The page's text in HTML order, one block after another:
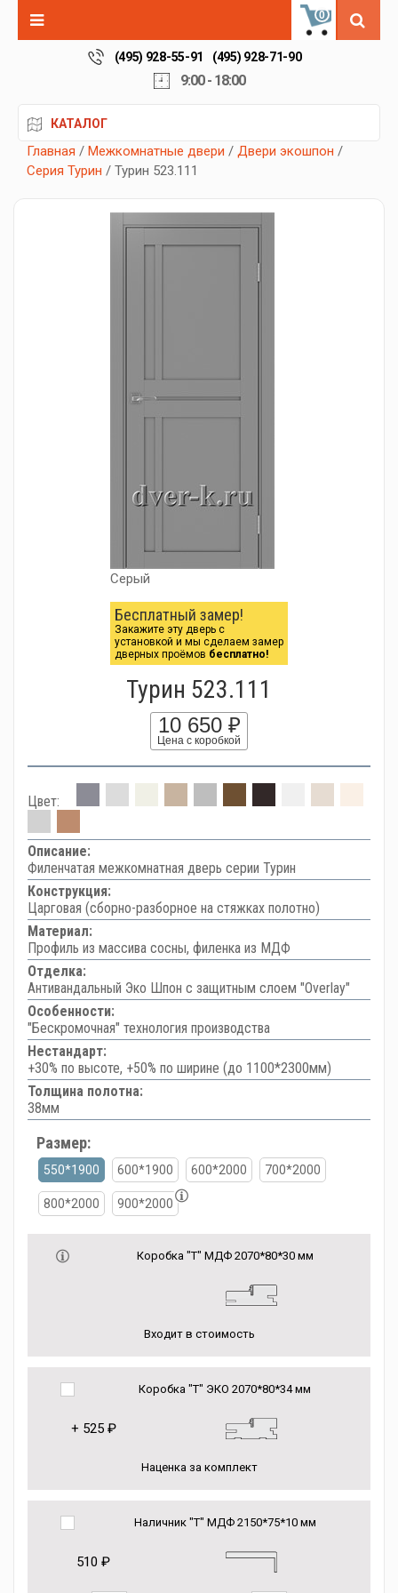
0
(495) 928-55-91 (495) 928-71-90
9:00 - 18:00
КАТАЛОГ
Главная / Межкомнатные двери / Двери экошпон /
Серия Турин / Турин 523.111
Серый
Бесплатный замер!
Закажите эту дверь с
установкой и мы сделаем замер
дверных проёмов бесплатно!
Турин 523.111
10 650 ₽
Цена с коробкой
Цвет:
Описание:
Филенчатая межкомнатная дверь серии Турин
Конструкция:
Царговая (сборно-разборное на стяжках полотно)
Материал:
Профиль из массива сосны, филенка из МДФ
Отделка:
Антивандальный Эко Шпон с защитным слоем "Overlay"
Особенности:
"Бескромочная" технология производства
Нестандарт:
+30% по высоте, +50% по ширине (до 1100*2300мм)
Толщина полотна:
38мм
Размер:
550*1900 600*1900 600*2000 700*2000
800*2000 900*2000
Коробка "Т" МДФ 2070*80*30 мм
Входит в стоимость
Коробка "Т" ЭКО 2070*80*34 мм
+ 525 ₽
Наценка за комплект
Наличник "Т" МДФ 2150*75*10 мм
510 ₽